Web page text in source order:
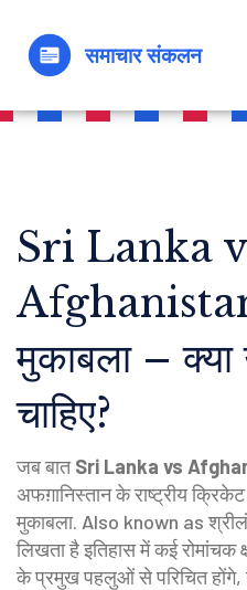
Sri Lanka
मुकाबला – क्या
चाहिए?
जब बातSri Lanka vs
अफग़ानिस्तान के राष्ट्रीय
मुकाबला. Also known as
लिखता है इतिहास में कई
के प्रमुख पहलुओं से परिचित